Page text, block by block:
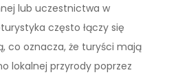
lub uczestnictwa w
często łączy się
co oznacza, że turyści mają
lokalnej przyrody poprzez